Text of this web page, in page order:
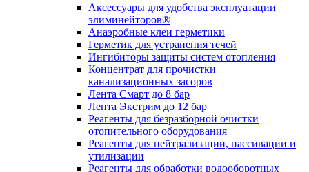
Аксессуары для удобства эксплуатации
элиминейторов®
Анаэробные клеи герметики
Герметик для устранения течей
Ингибиторы защиты систем отопления
Концентрат для прочистки
канализационных засоров
Лента Смарт до 8 бар
Лента Экстрим до 12 бар
Реагенты для безразборной очистки
отопительного оборудования
Реагенты для нейтрализации, пассивации и
утилизации
Реагенты для обработки водооборотных